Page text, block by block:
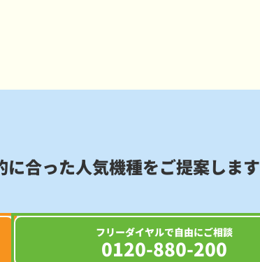
に合った人気機種をご提案します
フリーダイヤルで自由にご相談
0120-880-200